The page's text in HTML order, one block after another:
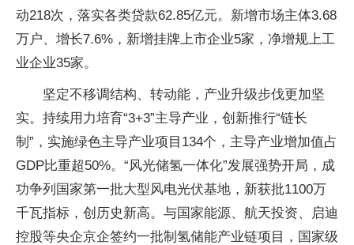
动218次，落实各类贷款62.85亿元。新增市场主体3.68
万户、增长7.6%，新增挂牌上市企业5家，净增规上工
业企业35家。
坚定不移调结构、转动能，产业升级步伐更加坚
实。持续用力培育“3+3”主导产业，创新推行“链长
制”，实施绿色主导产业项目134个，主导产业增加值占
GDP比重超50%。“风光储氢一体化”发展强势开局，成
功争列国家第一批大型风电光伏基地，新获批1100万
千瓦指标，创历史新高。与国家能源、航天投资、启迪
控股等央企京企签约一批制氢储能产业链项目，国家级